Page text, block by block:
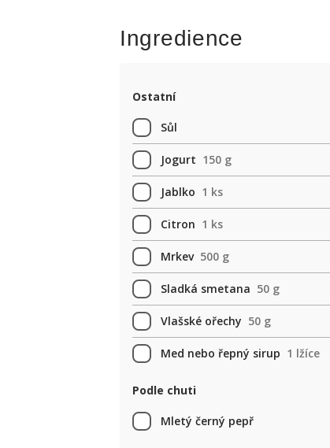
Ingredience
Ostatní
Sůl
Jogurt 150 g
Jablko 1 ks
Citron 1 ks
Mrkev 500 g
Sladká smetana 50 g
Vlašské ořechy 50 g
Med nebo řepný sirup 1 lžíce
Podle chuti
Mletý černý pepř